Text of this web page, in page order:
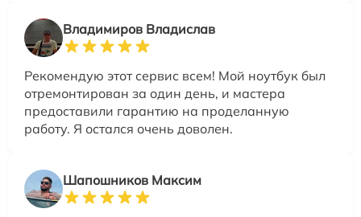
Владимиров Владислав
Рекомендую этот сервис всем! Мой ноутбук был
отремонтирован за один день, и мастера
предоставили гарантию на проделанную
работу. Я остался очень доволен.
Шапошников Максим